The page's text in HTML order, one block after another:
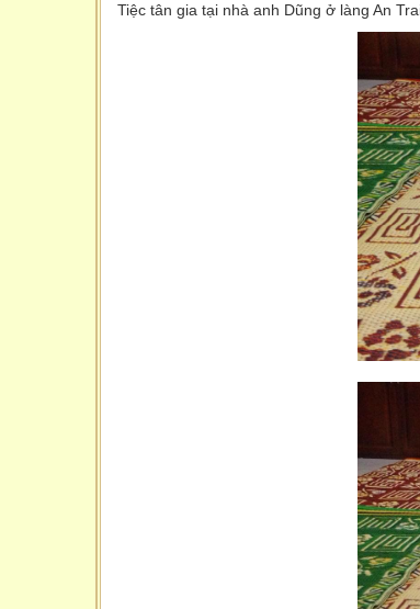
Tiệc tân gia tại nhà anh Dũng ở làng An